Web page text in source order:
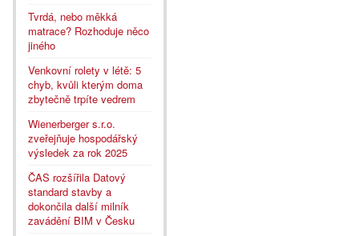
Tvrdá, nebo měkká
matrace? Rozhoduje něco
jiného
Venkovní rolety v létě: 5
chyb, kvůli kterým doma
zbytečně trpíte vedrem
Wienerberger s.r.o.
zveřejňuje hospodářský
výsledek za rok 2025
ČAS rozšířila Datový
standard stavby a
dokončila další milník
zavádění BIM v Česku